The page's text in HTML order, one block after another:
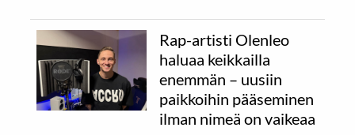
Rap-artisti Olenleo
haluaa keikkailla
enemmän – uusiin
paikkoihin pääseminen
ilman nimeä on vaikeaa